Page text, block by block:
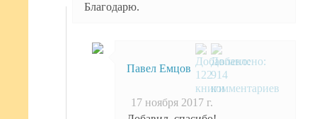
Благодарю.
Павел Емцов
17 ноября 2017 г.